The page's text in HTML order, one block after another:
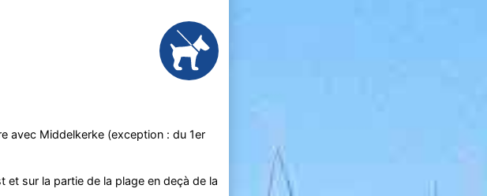
avec Middelkerke (exception : du 1er
sur la partie de la plage en deçà de la